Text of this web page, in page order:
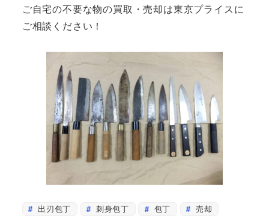
ご自宅の不要な物の買取・売却は東京プライスに
ご相談ください！
出刃包丁 刺身包丁 包丁
売却